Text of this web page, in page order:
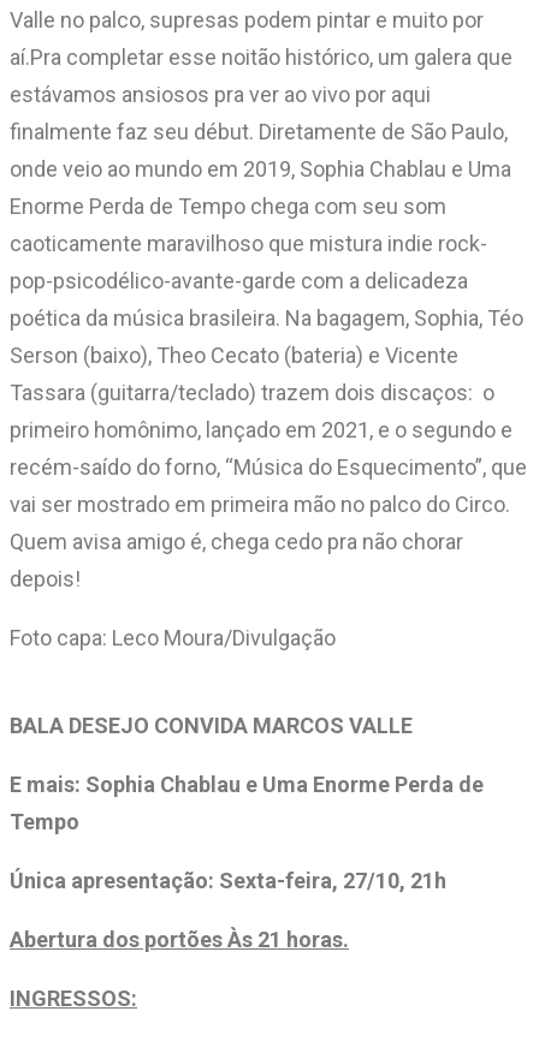
Valle no palco, supresas podem pintar e muito por
aí.Pra completar esse noitão histórico, um galera que
estávamos ansiosos pra ver ao vivo por aqui
finalmente faz seu début. Diretamente de São Paulo,
onde veio ao mundo em 2019, Sophia Chablau e Uma
Enorme Perda de Tempo chega com seu som
caoticamente maravilhoso que mistura indie rock-
pop-psicodélico-avante-garde com a delicadeza
poética da música brasileira. Na bagagem, Sophia, Téo
Serson (baixo), Theo Cecato (bateria) e Vicente
Tassara (guitarra/teclado) trazem dois discaços: o
primeiro homônimo, lançado em 2021, e o segundo e
recém-saído do forno, “Música do Esquecimento”, que
vai ser mostrado em primeira mão no palco do Circo.
Quem avisa amigo é, chega cedo pra não chorar
depois!
Foto capa: Leco Moura/Divulgação
BALA DESEJO CONVIDA MARCOS VALLE
E mais: Sophia Chablau e Uma Enorme Perda de
Tempo
Única apresentação: Sexta-feira, 27/10, 21h
Abertura dos portões Às 21 horas.
INGRESSOS: